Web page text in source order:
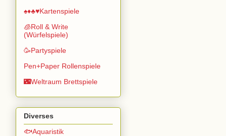
♠️♦️♣️♥️Kartenspiele
🧊Roll & Write
(Würfelspiele)
🥳Partyspiele
Pen+Paper Rollenspiele
🌃Weltraum Brettspiele
Diverses
🐟Aquaristik